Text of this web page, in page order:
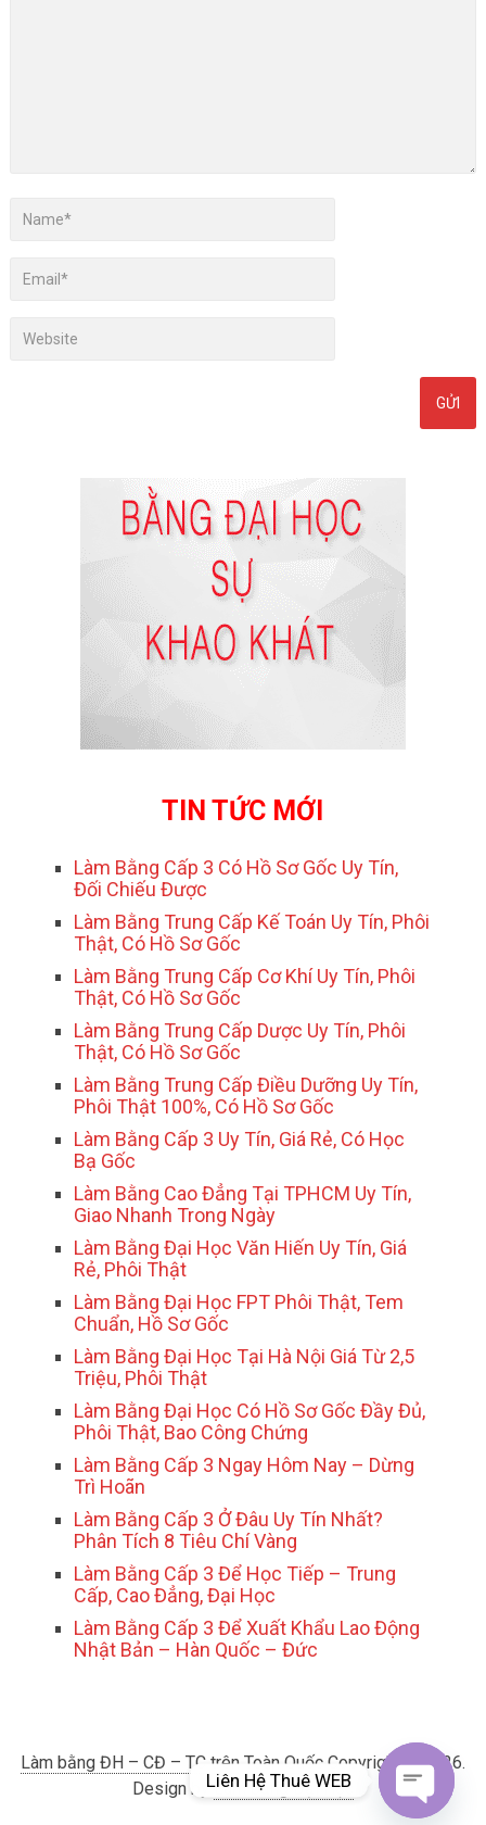
TIN TỨC MỚI
Làm Bằng Cấp 3 Có Hồ Sơ Gốc Uy Tín,
Đối Chiếu Được
Làm Bằng Trung Cấp Kế Toán Uy Tín, Phôi
Thật, Có Hồ Sơ Gốc
Làm Bằng Trung Cấp Cơ Khí Uy Tín, Phôi
Thật, Có Hồ Sơ Gốc
Làm Bằng Trung Cấp Dược Uy Tín, Phôi
Thật, Có Hồ Sơ Gốc
Làm Bằng Trung Cấp Điều Dưỡng Uy Tín,
Phôi Thật 100%, Có Hồ Sơ Gốc
Làm Bằng Cấp 3 Uy Tín, Giá Rẻ, Có Học
Bạ Gốc
Làm Bằng Cao Đẳng Tại TPHCM Uy Tín,
Giao Nhanh Trong Ngày
Làm Bằng Đại Học Văn Hiến Uy Tín, Giá
Rẻ, Phôi Thật
Làm Bằng Đại Học FPT Phôi Thật, Tem
Chuẩn, Hồ Sơ Gốc
Làm Bằng Đại Học Tại Hà Nội Giá Từ 2,5
Triệu, Phôi Thật
Làm Bằng Đại Học Có Hồ Sơ Gốc Đầy Đủ,
Phôi Thật, Bao Công Chứng
Làm Bằng Cấp 3 Ngay Hôm Nay – Dừng
Trì Hoãn
Làm Bằng Cấp 3 Ở Đâu Uy Tín Nhất?
Phân Tích 8 Tiêu Chí Vàng
Làm Bằng Cấp 3 Để Học Tiếp – Trung
Cấp, Cao Đẳng, Đại Học
Làm Bằng Cấp 3 Để Xuất Khẩu Lao Động
Nhật Bản – Hàn Quốc – Đức
Làm bằng ĐH – CĐ – TC trên Toàn QuốcCopyright © 2026.
Design byLàm bằng Đại Học
Liên Hệ Thuê WEB